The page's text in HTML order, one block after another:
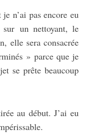
n’ai pas encore eu
un nettoyant, le
elle sera consacrée
» parce que je
se prête beaucoup
au début. J’ai eu